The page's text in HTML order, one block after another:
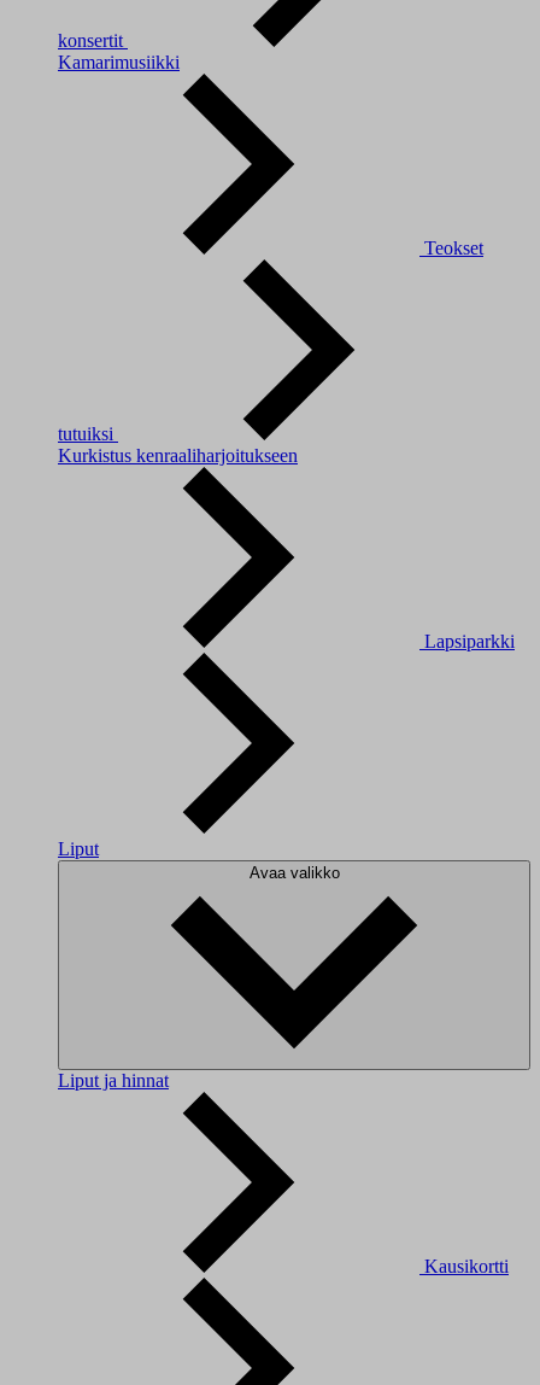
konsertit
Kamarimusiikki
Teokset
tutuiksi
Kurkistus kenraaliharjoitukseen
Lapsiparkki
Liput
Avaa valikko
Liput ja hinnat
Kausikortti